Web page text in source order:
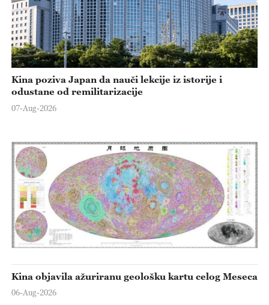
Kina poziva Japan da nauči lekcije iz istorije i
odustane od remilitarizacije
07-Aug-2026
Kina objavila ažuriranu geološku kartu celog Meseca
06-Aug-2026